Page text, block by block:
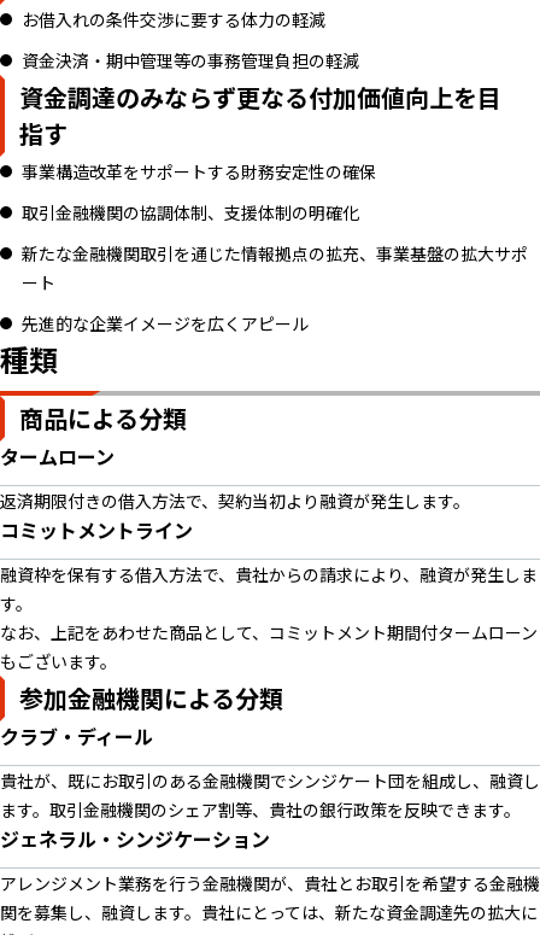
お借入れの条件交渉に要する体力の軽減
資金決済・期中管理等の事務管理負担の軽減
資金調達のみならず更なる付加価値向上を目
指す
事業構造改革をサポートする財務安定性の確保
取引金融機関の協調体制、支援体制の明確化
新たな金融機関取引を通じた情報拠点の拡充、事業基盤の拡大サポ
ート
先進的な企業イメージを広くアピール
種類
商品による分類
タームローン
返済期限付きの借入方法で、契約当初より融資が発生します。
コミットメントライン
融資枠を保有する借入方法で、貴社からの請求により、融資が発生しま
す。
なお、上記をあわせた商品として、コミットメント期間付タームローン
もございます。
参加金融機関による分類
クラブ・ディール
貴社が、既にお取引のある金融機関でシンジケート団を組成し、融資し
ます。取引金融機関のシェア割等、貴社の銀行政策を反映できます。
ジェネラル・シンジケーション
アレンジメント業務を行う金融機関が、貴社とお取引を希望する金融機
関を募集し、融資します。貴社にとっては、新たな資金調達先の拡大に